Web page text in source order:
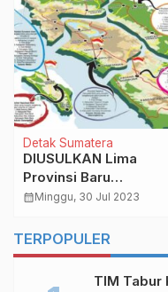
Detak Sumatera
DIUSULKAN Lima
Provinsi Baru
Pemekaran Sumut,
calendar_monthMinggu, 30 Jul 2023
TERPOPULER
TIM Tabur